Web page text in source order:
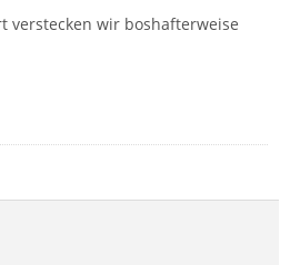
verstecken wir boshafterweise